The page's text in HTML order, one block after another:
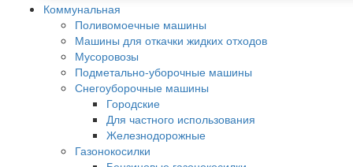
Коммунальная
Поливомоечные машины
Машины для откачки жидких отходов
Мусоровозы
Подметально-уборочные машины
Снегоуборочные машины
Городские
Для частного использования
Железнодорожные
Газонокосилки